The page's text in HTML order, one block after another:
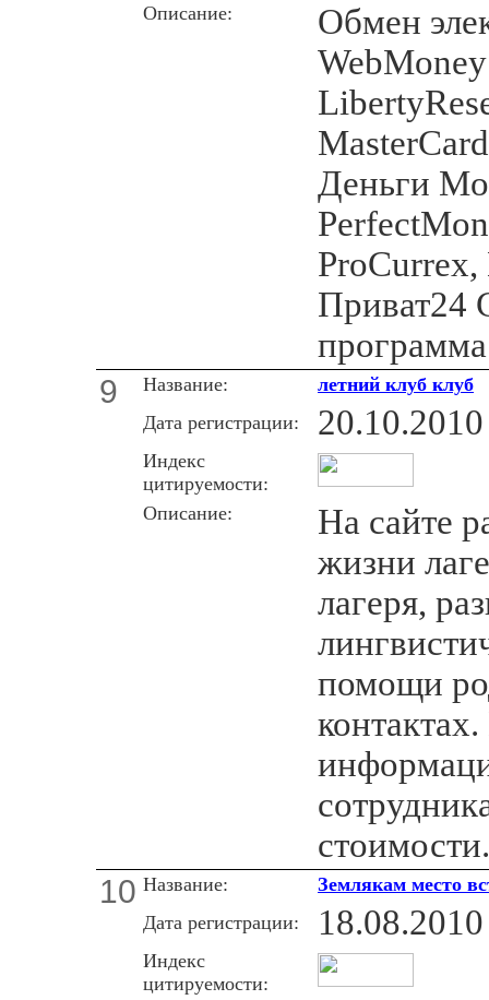
Описание:
Обмен
Деньги
Приват24
9 Название:
летний клуб клуб
Дата регистрации:
20.10.2010
Индекс
цитируемости:
Описание:
На сайте
жизни
лагеря,
помощи
стоимости.
10 Название:
Землякам место
Дата регистрации:
18.08.2010
Индекс
цитируемости: